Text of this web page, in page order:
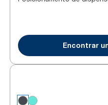
Encontrar